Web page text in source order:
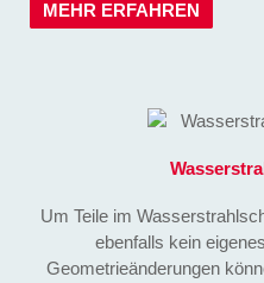
MEHR ERFAHREN
Um Teile im
ebenfalls kein
Geometrieänderungen